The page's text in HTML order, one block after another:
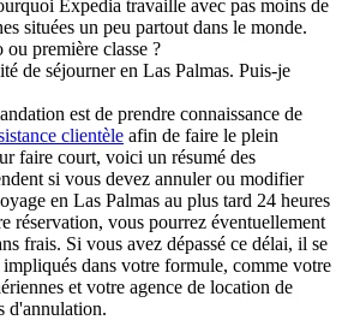
Expedia travaille avec pas moins de
situées un peu partout dans le monde.
ou première classe ?
de séjourner en Las Palmas. Puis-je
est de prendre connaissance de
clientèle afin de faire le plein
faire court, voici un résumé des
si vous devez annuler ou modifier
en Las Palmas au plus tard 24 heures
réservation, vous pourrez éventuellement
frais. Si vous avez dépassé ce délai, il se
impliqués dans votre formule, comme votre
et votre agence de location de
d'annulation.